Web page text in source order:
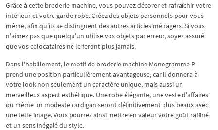
Grâce à cette broderie machine, vous pouvez décorer et rafraîchir votre
intérieur et votre garde-robe. Créez des objets personnels pour vous-
même, afin qu'ils se distinguent des autres articles ménagers. Si vous
n'aimez pas que quelqu'un utilise vos objets par erreur, soyez assuré
que vos colocataires ne le feront plus jamais.
Dans l'habillement, le motif de broderie machine Monogramme P
prend une position particulièrement avantageuse, car il donnera à
votre look non seulement un caractère unique, mais aussi un
merveilleux aspect esthétique. Une robe élégante, une veste d'affaires
ou même un modeste cardigan seront définitivement plus beaux avec
une telle image. Vous pourrez ainsi mettre en valeur votre goût raffiné
et un sens inégalé du style.